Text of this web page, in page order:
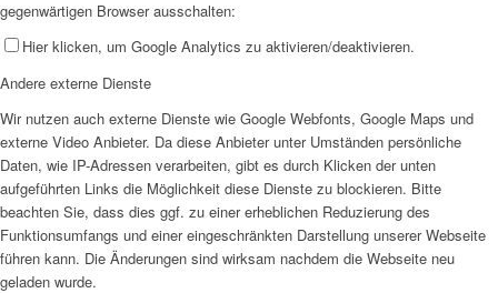
gegenwärtigen Browser ausschalten:
Hier klicken, um Google Analytics zu aktivieren/deaktivieren.
Andere externe Dienste
Wir nutzen auch externe Dienste wie Google Webfonts, Google Maps und
externe Video Anbieter. Da diese Anbieter unter Umständen persönliche
Daten, wie IP-Adressen verarbeiten, gibt es durch Klicken der unten
aufgeführten Links die Möglichkeit diese Dienste zu blockieren. Bitte
beachten Sie, dass dies ggf. zu einer erheblichen Reduzierung des
Funktionsumfangs und einer eingeschränkten Darstellung unserer Webseite
führen kann. Die Änderungen sind wirksam nachdem die Webseite neu
geladen wurde.